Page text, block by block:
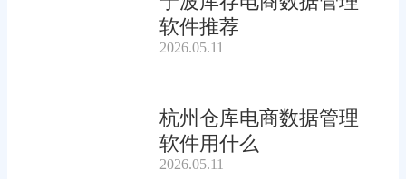
软件推荐
2026.05.11
杭州仓库电商数据管理
软件用什么
2026.05.11